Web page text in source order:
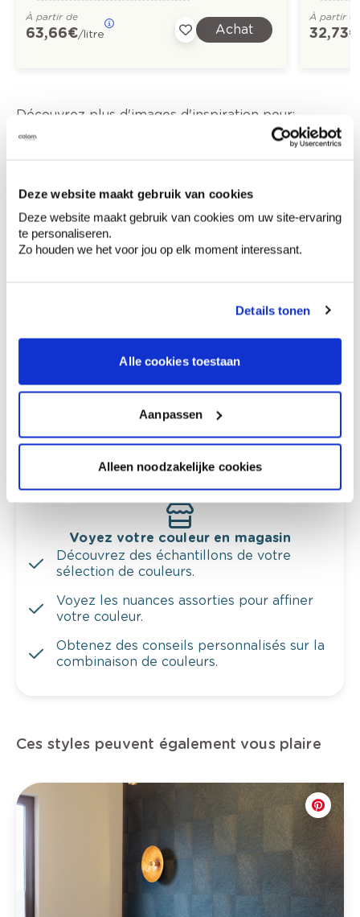
Deze website maakt gebruik van cookies
Deze website maakt gebruik van cookies om uw site-ervaring
te personaliseren.
Zo houden we het voor jou op elk moment interessant.
Details tonen
Alle cookies toestaan
Aanpassen
Alleen noodzakelijke cookies
À partir de
63,66 €/litre Achat
À partir
32,73 €
Découvrez plus d'images d'inspiration pour:
Moderne
Couleurs tendance 2022
Conseil couleur à domicile
Faites le tour de vos pièces avec l'expert
en couleur.
Obtenez un conseil couleur en fonction de
l'éclairage et de votre mobilier.
murs.
Voyez votre couleur en magasin
Découvrez des échantillons de votre
sélection de couleurs.
Voyez les nuances assorties pour affiner
votre couleur.
Obtenez des conseils personnalisés sur la
combinaison de couleurs.
Ces styles peuvent également vous plaire